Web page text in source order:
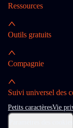
Ressources
Outils gratuits
Compagnie
Suivi universel des
Petits caractèresVie